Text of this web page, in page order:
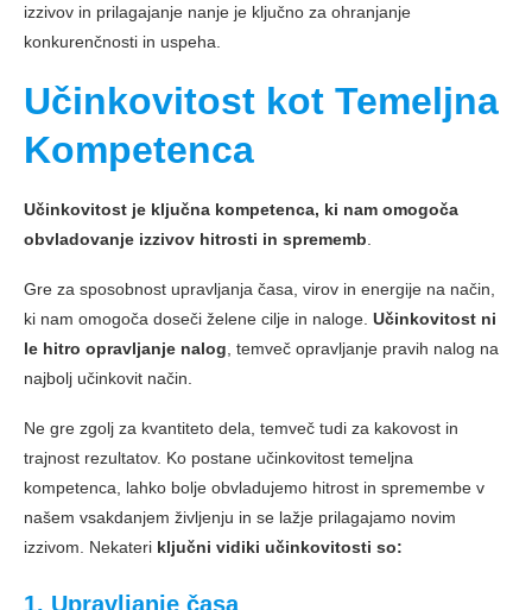
izzivov in prilagajanje nanje je ključno za ohranjanje
konkurenčnosti in uspeha.
Učinkovitost kot Temeljna
Kompetenca
Učinkovitost je ključna kompetenca, ki nam omogoča
obvladovanje izzivov hitrosti in sprememb
Gre za sposobnost upravljanja časa, virov in energije na način,
ki nam omogoča doseči želene cilje in naloge. Učinkovitost ni
le hitro opravljanje nalog , temveč opravljanje pravih nalog na
najbolj učinkovit način.
Ne gre zgolj za kvantiteto dela, temveč tudi za kakovost in
trajnost rezultatov. Ko postane učinkovitost temeljna
kompetenca, lahko bolje obvladujemo hitrost in spremembe v
našem vsakdanjem življenju in se lažje prilagajamo novim
izzivom. Nekateri ključni vidiki učinkovitosti so:
1. Upravljanje časa